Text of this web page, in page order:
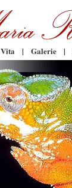
Vita | Galerie |